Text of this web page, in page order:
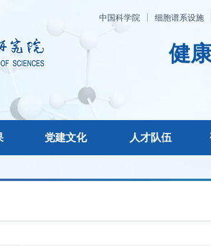
中国科学院 细胞谱系设施
健
党建文化 人才队伍